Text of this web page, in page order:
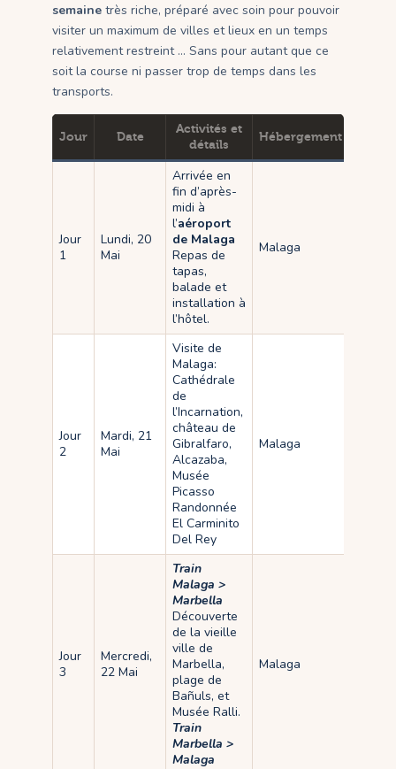
semaine très riche, préparé avec soin pour pouvoir
visiter un maximum de villes et lieux en un temps
relativement restreint … Sans pour autant que ce
soit la course ni passer trop de temps dans les
transports.
Jour Date
Activités et
détails
Hébergement
Jour
1
Lundi, 20
Mai
Arrivée en
fin d’après-
midi à
l’aéroport
de Malaga
Repas de
tapas,
balade et
installation à
l’hôtel.
Malaga
Jour
2
Mardi, 21
Mai
Visite de
Malaga:
Cathédrale
de
l’Incarnation,
château de
Gibralfaro,
Alcazaba,
Musée
Picasso
Randonnée
El Carminito
Del Rey
Malaga
Jour
3
Mercredi,
22 Mai
Train
Malaga >
Marbella
Découverte
de la vieille
ville de
Marbella,
plage de
Bañuls, et
Musée Ralli.
Train
Marbella >
Malaga
Malaga